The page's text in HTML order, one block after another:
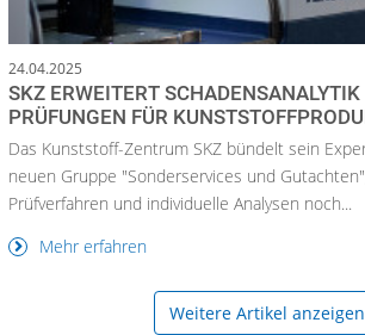
24.04.2025
SKZ ERWEITERT SCHADENSANALYTIK
PRÜFUNGEN FÜR
Das Kunststoff-Zentrum SKZ bündelt sein
neuen Gruppe "Sonderservices und
Prüfverfahren und individuelle Analysen noch...
Mehr erfahren
Weitere Artikel anzeigen